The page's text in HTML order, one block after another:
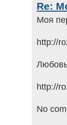
Re:
Моя
http://
http://
No